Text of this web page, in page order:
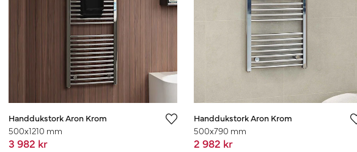
Handdukstork Aron Krom
500x1210 mm
3 982 kr
Handdukstork Aron Krom
500x790 mm
2 982 kr